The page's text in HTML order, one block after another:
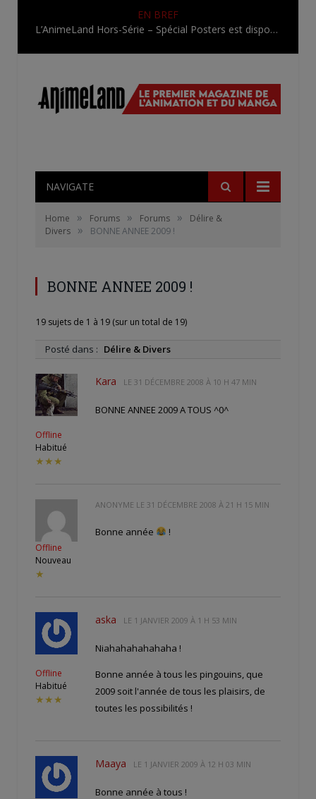
EN BREF
L’AnimeLand Hors-Série – Spécial Posters est disponible !
NAVIGATE
Home » Forums » Forums »
Délire &
Divers
» BONNE ANNEE 2009 !
BONNE ANNEE 2009 !
19 sujets de 1 à 19 (sur un total de 19)
Posté dans : Délire & Divers
Offline
Habitué
★★★
Kara LE 31 DÉCEMBRE 2008 À 10 H 47 MIN
BONNE ANNEE 2009 A TOUS ^0^
Offline
Nouveau
★
ANONYME LE 31 DÉCEMBRE 2008 À 21 H 15 MIN
Bonne année !
Offline
Habitué
★★★
aska LE 1 JANVIER 2009 À 1 H 53 MIN
Niahahahahahaha !
Bonne année à tous les pingouins, que
2009 soit l'année de tous les plaisirs, de
toutes les possibilités !
Maaya LE 1 JANVIER 2009 À 12 H 03 MIN
Bonne année à tous !